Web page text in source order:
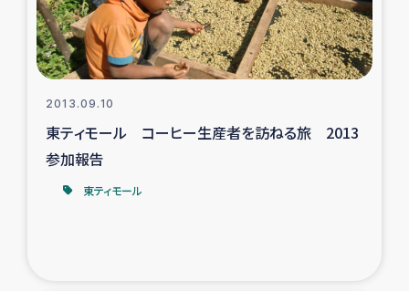
復興支援事業
民際教育事業
2013.09.10
東ティモール コーヒー生産者を訪ねる旅 2013
参加報告
東ティモール